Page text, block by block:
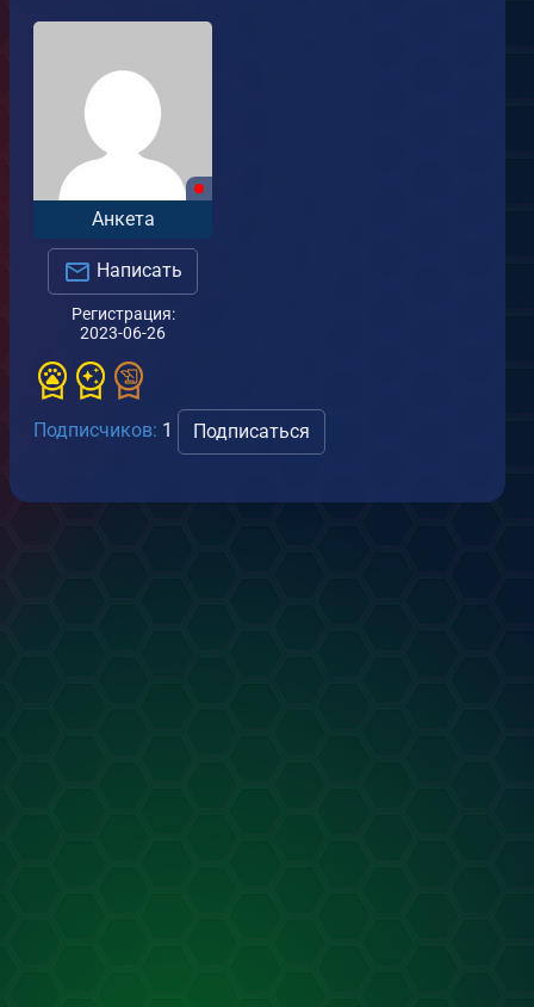
Анкета
Написать
Регистрация:
2023-06-26
Подписчиков: 1 Подписаться